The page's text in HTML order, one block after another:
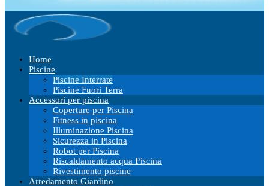
Home
Piscine
Piscine Interrate
Piscine Fuori Terra
Accessori per piscina
Coperture per Piscina
Fitness in piscina
Illuminazione Piscina
Sicurezza in Piscina
Robot per Piscina
Riscaldamento acqua Piscina
Rivestimento piscine
Arredamento Giardino